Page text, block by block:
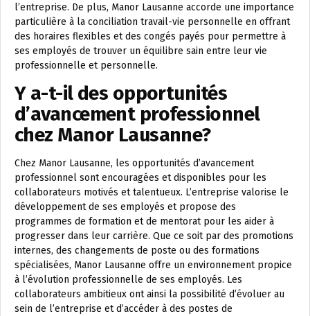
l’entreprise. De plus, Manor Lausanne accorde une importance
particulière à la conciliation travail-vie personnelle en offrant
des horaires flexibles et des congés payés pour permettre à
ses employés de trouver un équilibre sain entre leur vie
professionnelle et personnelle.
Y a-t-il des opportunités
d’avancement professionnel
chez Manor Lausanne?
Chez Manor Lausanne, les opportunités d’avancement
professionnel sont encouragées et disponibles pour les
collaborateurs motivés et talentueux. L’entreprise valorise le
développement de ses employés et propose des
programmes de formation et de mentorat pour les aider à
progresser dans leur carrière. Que ce soit par des promotions
internes, des changements de poste ou des formations
spécialisées, Manor Lausanne offre un environnement propice
à l’évolution professionnelle de ses employés. Les
collaborateurs ambitieux ont ainsi la possibilité d’évoluer au
sein de l’entreprise et d’accéder à des postes de